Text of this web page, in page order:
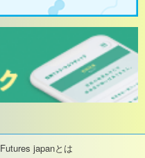
Futures japanとは